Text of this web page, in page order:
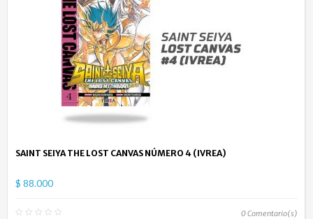
SAINT SEIYA THE LOST CANVAS NÚMERO 4 (IVREA)
$ 88.000
0Comentario(s)